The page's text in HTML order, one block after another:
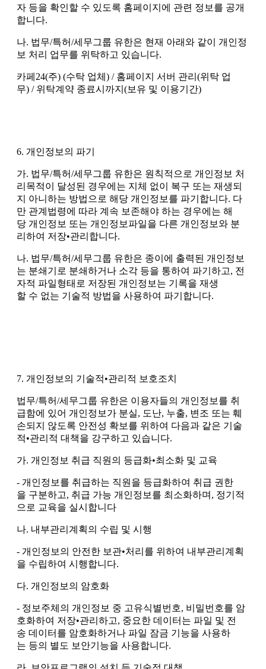
자 등을 확인할 수 있도록 홈페이지에 관련 정보를 공개
합니다.
나. 법무/특허/세무그룹 유한은 현재 아래와 같이 개인정
보 처리 업무를 위탁하고 있습니다.
카페24(주) (수탁 업체) / 홈페이지 서버 관리(위탁 업
무) / 위탁계약 종료시까지(보유 및 이용기간)
6. 개인정보의 파기
가. 법무/특허/세무그룹 유한은 원칙적으로 개인정보 처
리목적이 달성된 경우에는 지체 없이 복구 또는 재생되
지 아니하는 방법으로 해당 개인정보를 파기합니다. 다
만 관계법령에 따라 계속 보존해야 하는 경우에는 해
당 개인정보 또는 개인정보파일을 다른 개인정보와 분
리하여 저장•관리합니다.
나. 법무/특허/세무그룹 유한은 종이에 출력된 개인정보
는 분쇄기로 분쇄하거나 소각 등을 통하여 파기하고, 전
자적 파일형태로 저장된 개인정보는 기록을 재생
할 수 없는 기술적 방법을 사용하여 파기합니다.
7. 개인정보의 기술적•관리적 보호조치
법무/특허/세무그룹 유한은 이용자들의 개인정보를 취
급함에 있어 개인정보가 분실, 도난, 누출, 변조 또는 훼
손되지 않도록 안전성 확보를 위하여 다음과 같은 기술
적•관리적 대책을 강구하고 있습니다.
가. 개인정보 취급 직원의 등급화•최소화 및 교육
- 개인정보를 취급하는 직원을 등급화하여 취급 권한
을 구분하고, 취급 가능 개인정보를 최소화하며, 정기적
으로 교육을 실시합니다
나. 내부관리계획의 수립 및 시행
- 개인정보의 안전한 보관•처리를 위하여 내부관리계획
을 수립하여 시행합니다.
다. 개인정보의 암호화
- 정보주체의 개인정보 중 고유식별번호, 비밀번호를 암
호화하여 저장•관리하고, 중요한 데이터는 파일 및 전
송 데이터를 암호화하거나 파일 잠금 기능을 사용하
는 등의 별도 보안기능을 사용합니다.